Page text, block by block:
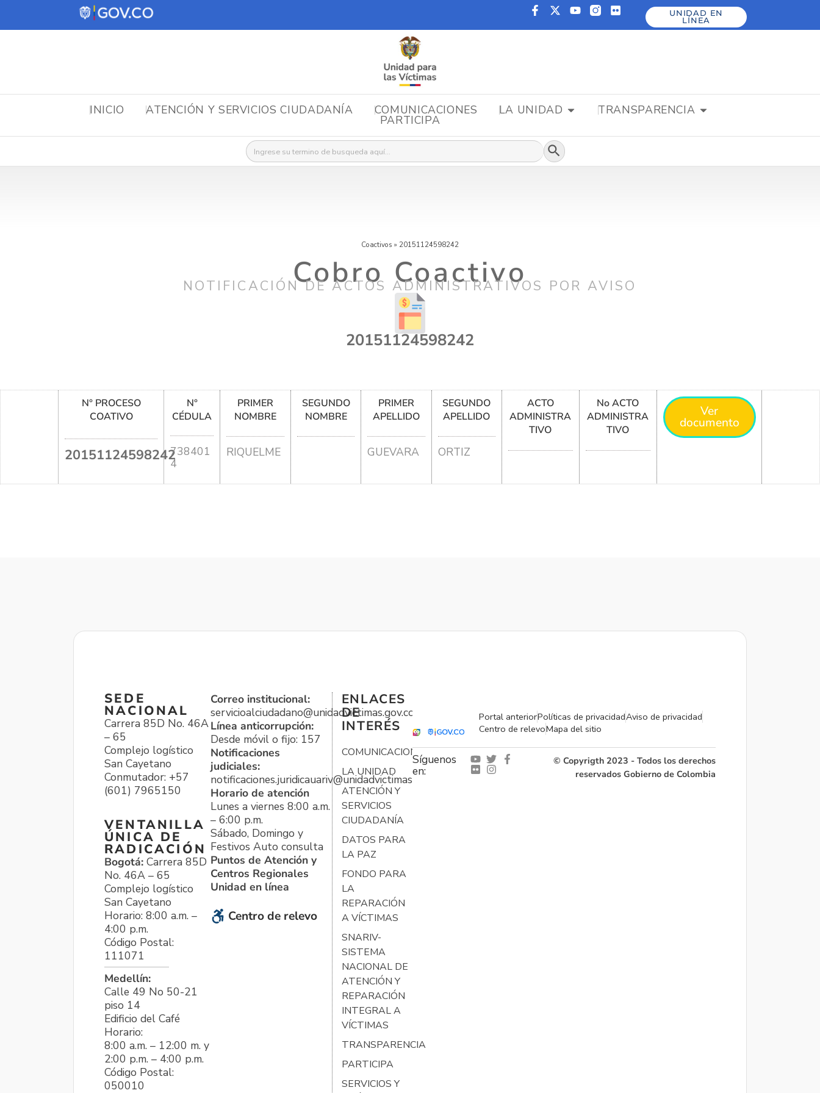
UNIDAD EN
LÍNEA
INICIO ATENCIÓN Y SERVICIOS CIUDADANÍA COMUNICACIONES LA UNIDAD TRANSPARENCIA
PARTICIPA
Buscar: Botón de búsqueda
Coactivos » 20151124598242
Cobro Coactivo
NOTIFICACIÓN DE ACTOS ADMINISTRATIVOS POR AVISO
20151124598242
N° PROCESO
COATIVO
20151124598242
N°
CÉDULA
738401
4
PRIMER
NOMBRE
RIQUELME
SEGUNDO
NOMBRE
PRIMER
APELLIDO
GUEVARA
SEGUNDO
APELLIDO
ORTIZ
ACTO
ADMINISTRA
TIVO
No ACTO
ADMINISTRA
TIVO
Ver
documento
SEDE
NACIONAL
Carrera 85D No. 46A
– 65
Complejo logístico
San Cayetano
Conmutador: +57
(601) 7965150
VENTANILLA
ÚNICA DE
RADICACIÓN
Bogotá: Carrera 85D
No. 46A – 65
Complejo logístico
San Cayetano
Horario: 8:00 a.m. –
4:00 p.m.
Código Postal:
111071
Medellín:
Calle 49 No 50-21
piso 14
Edificio del Café
Horario:
8:00 a.m. – 12:00 m. y
2:00 p.m. – 4:00 p.m.
Código Postal:
050010
Correo institucional:
servicioalciudadano@unidadvictimas.gov.co
Línea anticorrupción:
Desde móvil o fijo: 157
Notificaciones
judiciales:
notificaciones.juridicauariv@unidadvictimas.gov.co
Horario de atención
Lunes a viernes 8:00 a.m.
– 6:00 p.m.
Sábado, Domingo y
Festivos Auto consulta
Puntos de Atención y
Centros Regionales
Unidad en línea
Centro de relevo
ENLACES
DE
INTERÉS
COMUNICACIONES
LA UNIDAD
ATENCIÓN Y
SERVICIOS
CIUDADANÍA
DATOS PARA
LA PAZ
FONDO PARA
LA
REPARACIÓN
A VÍCTIMAS
SNARIV-
SISTEMA
NACIONAL DE
ATENCIÓN Y
REPARACIÓN
INTEGRAL A
VÍCTIMAS
TRANSPARENCIA
PARTICIPA
SERVICIOS Y
Portal anteriorPolíticas de privacidadAviso de privacidad
Centro de relevoMapa del sitio
Síguenos
en:
© Copyrigth 2023 - Todos los derechos
reservados Gobierno de Colombia